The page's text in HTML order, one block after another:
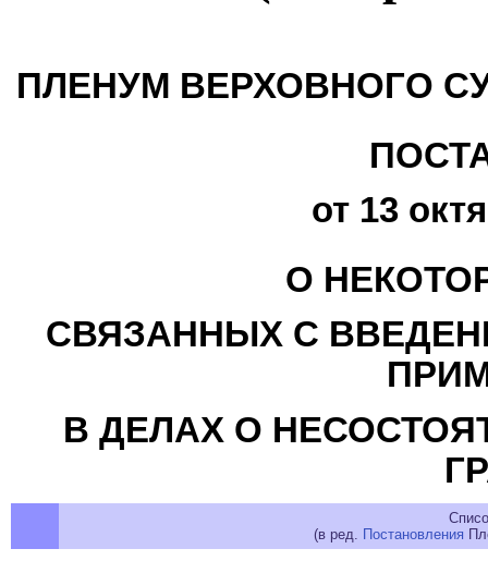
ПЛЕНУМ ВЕРХОВНОГО
от 13
О
СВЯЗАННЫХ С
В ДЕЛАХ О
(в ред. Постановления